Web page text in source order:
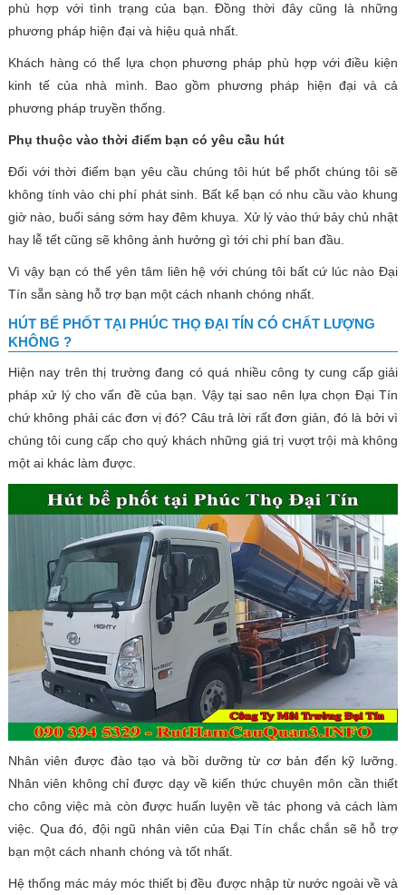
phù hợp với tình trạng của bạn. Đồng thời đây cũng là những
phương pháp hiện đại và hiệu quả nhất.
Khách hàng có thể lựa chọn phương pháp phù hợp với điều kiện
kinh tế của nhà mình. Bao gồm phương pháp hiện đại và cả
phương pháp truyền thống.
Phụ thuộc vào thời điểm bạn có yêu cầu hút
Đối với thời điểm bạn yêu cầu chúng tôi hút bể phốt chúng tôi sẽ
không tính vào chi phí phát sinh. Bất kể bạn có nhu cầu vào khung
giờ nào, buổi sáng sớm hay đêm khuya. Xử lý vào thứ bảy chủ nhật
hay lễ tết cũng sẽ không ảnh hưởng gì tới chi phí ban đầu.
Vì vậy bạn có thể yên tâm liên hệ với chúng tôi bất cứ lúc nào Đại
Tín sẵn sàng hỗ trợ bạn một cách nhanh chóng nhất.
HÚT BỂ PHỐT TẠI PHÚC THỌ ĐẠI TÍN CÓ CHẤT LƯỢNG
KHÔNG ?
Hiện nay trên thị trường đang có quá nhiều công ty cung cấp giải
pháp xử lý cho vấn đề của bạn. Vậy tại sao nên lựa chọn Đại Tín
chứ không phải các đơn vị đó? Câu trả lời rất đơn giản, đó là bởi vì
chúng tôi cung cấp cho quý khách những giá trị vượt trội mà không
một ai khác làm được.
Nhân viên được đào tạo và bồi dưỡng từ cơ bản đến kỹ lưỡng.
Nhân viên không chỉ được dạy về kiến thức chuyên môn cần thiết
cho công việc mà còn được huấn luyện về tác phong và cách làm
việc. Qua đó, đội ngũ nhân viên của Đại Tín chắc chắn sẽ hỗ trợ
bạn một cách nhanh chóng và tốt nhất.
Hệ thống mác máy móc thiết bị đều được nhập từ nước ngoài về và